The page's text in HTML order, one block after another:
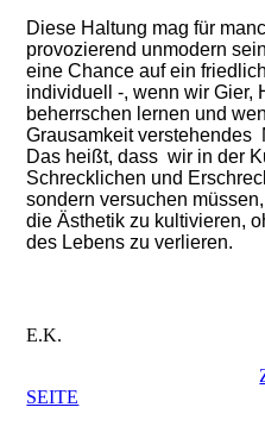
Diese Haltung mag für
provozierend unmodern
eine Chance auf ein
individuell -, wenn wir Gier,
beherrschen lernen und
Grausamkeit verstehendes
Das heißt, dass wir in der
Schrecklichen und
sondern versuchen
die Ästhetik zu kultivieren,
des Lebens zu verlieren.
E.K.
SEITE